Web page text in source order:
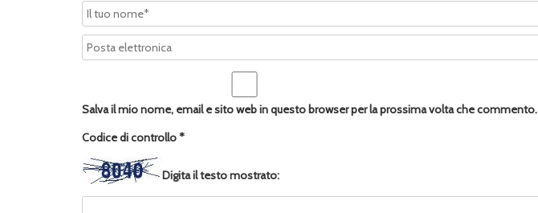
Salva il mio nome, email e sito web in questo browser per la prossima volta che commento.
Codice di controllo*
Digita il testo mostrato: